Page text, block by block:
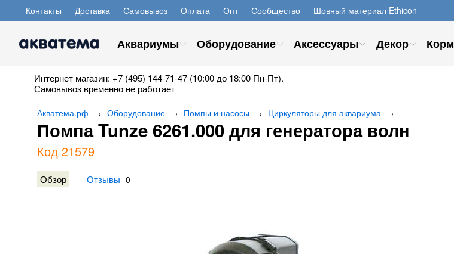
Контакты Доставка Самовывоз Оплата Опт Сообщество Шовный материал Ethicon
Аквариумы Оборудование Аксессуары Декор Корм
Интернет магазин: +7 (495) 144-71-47 (10:00 до 18:00 Пн-Пт).
Самовывоз временно не работает
Акватема.рф → Оборудование → Помпы и насосы → Циркуляторы для аквариума →
Помпа Tunze 6261.000 для генератора волн
Код 21579
Обзор Отзывы 0